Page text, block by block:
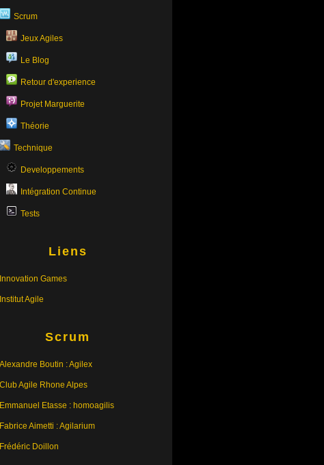
Scrum
Jeux Agiles
Le Blog
Retour d'experience
Projet Marguerite
Théorie
Technique
Developpements
Intégration Continue
Tests
Liens
Innovation Games
Institut Agile
Scrum
Alexandre Boutin : Agilex
Club Agile Rhone Alpes
Emmanuel Etasse : homoagilis
Fabrice Aimetti : Agilarium
Frédéric Doillon